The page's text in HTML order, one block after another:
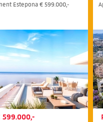
Estepona € 599.000,-
599.000,-